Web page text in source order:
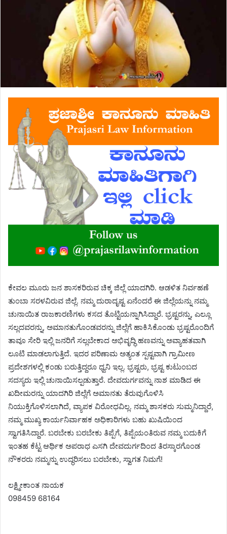
ಕೇವಲ ಮೂರು ಜನ ಶಾಸಕರಿರುವ ಚಿಕ್ಕ ಜಿಲ್ಲೆ ಯಾದಗಿರಿ. ಆಡಳಿತ ನಿರ್ವಹಣೆ
ತುಂಬಾ ಸರಳವಿರುವ ಜಿಲ್ಲೆ. ನಮ್ಮ ದುರಾದೃಷ್ಟ ಏನೆಂದರೆ ಈ ಜಿಲ್ಲೆಯನ್ನು ನಮ್ಮ
ಚುನಾಯಿತ ರಾಜಕಾರಣಿಗಳು ಕಸದ ತೊಟ್ಟಿಯನ್ನಾಗಿಸಿದ್ದಾರೆ. ಭ್ರಷ್ಟರನ್ನು, ಎಲ್ಲೂ
ಸಲ್ಲದವರನ್ನು, ಅಮಾನತುಗೊಂಡವರನ್ನು ಜಿಲ್ಲೆಗೆ ಹಾಕಿಸಿಕೊಂಡು ಭ್ರಷ್ಟರೊಂದಿಗೆ
ತಾವೂ ಸೇರಿ ಇಲ್ಲಿ ಜನರಿಗೆ ಸಲ್ಲಬೇಕಾದ ಅಭಿವೃದ್ಧಿ ಹಣವನ್ನು ಅವ್ಯಾಹತವಾಗಿ
ಲೂಟಿ ಮಾಡಲಾಗುತ್ತಿದೆ. ಇದರ ಪರಿಣಾಮ ಅತ್ಯಂತ ಸ್ಪಷ್ಟವಾಗಿ ಗ್ರಾಮೀಣ
ಪ್ರದೇಶಗಳಲ್ಲಿ ಕಂಡು ಬರುತ್ತಿದ್ದರೂ ಧ್ವನಿ ಇಲ್ಲ. ಭ್ರಷ್ಟರು, ಭ್ರಷ್ಟ ಕುಟುಂಬದ
ಸದಸ್ಯರು ಇಲ್ಲಿ ಚುನಾಯಿಸಲ್ಪಡುತ್ತಾರೆ. ದೇವದುರ್ಗವನ್ನು ನಾಶ ಮಾಡಿದ ಈ
ಖದೀಮರನ್ನು ಯಾದಗಿರಿ ಜಿಲ್ಲೆಗೆ ಅಮಾನತು ತೆರುವುಗೊಳಿಸಿ
ನಿಯುಕ್ತಿಗೊಳಿಸಲಾಗಿದೆ, ವ್ಯಾಪಕ ವಿರೋಧವಿಲ್ಲ. ನಮ್ಮ ಶಾಸಕರು ಸುಮ್ಮನಿದ್ದಾರೆ,
ನಮ್ಮ ಮುಖ್ಯ ಕಾರ್ಯನಿರ್ವಾಹಕ ಅಧಿಕಾರಿಗಳು ಬಹು ಖುಷಿಯಿಂದ
ಸ್ವಾಗತಿಸಿದ್ದಾರೆ. ಬರಬೇಕು ಬರಬೇಕು ತಿಪ್ಪೆಗೆ, ತಿಪ್ಪೆಯಂತಿರುವ ನಮ್ಮ ಬದುಕಿಗೆ
ಇಂತಹ ಕೆಟ್ಟ ಆರ್ಥಿಕ ಅಪರಾಧ ಎಸಗಿ ದೇವದುರ್ಗದಿಂದ ತಿರಸ್ಕಾರಗೊಂಡ
ನೌಕರರು ನಮ್ಮನ್ನು ಉದ್ಧರಿಸಲು ಬರಬೇಕು, ಸ್ವಾಗತ ನಿಮಗೆ!
ಲಕ್ಷ್ಮೀಕಾಂತ ನಾಯಕ
098459 68164